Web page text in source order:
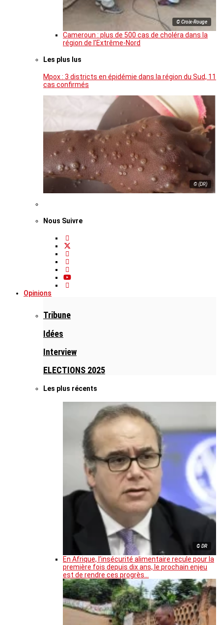
© Croix-Rouge
Cameroun : plus de 500 cas de choléra dans la
région de l’Extrême-Nord
Les plus lus
Mpox : 3 districts en épidémie dans la région du Sud, 11
cas confirmés
© (DR)
Nous Suivre
Opinions
Tribune
Idées
Interview
ELECTIONS 2025
Les plus récents
© DR
En Afrique, l’insécurité alimentaire recule pour la
première fois depuis dix ans, le prochain enjeu
est de rendre ces progrès…